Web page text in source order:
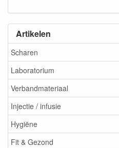
Artikelen
Scharen
Laboratorium
Verbandmateriaal
Injectie / infusie
Hygiëne
Fit & Gezond